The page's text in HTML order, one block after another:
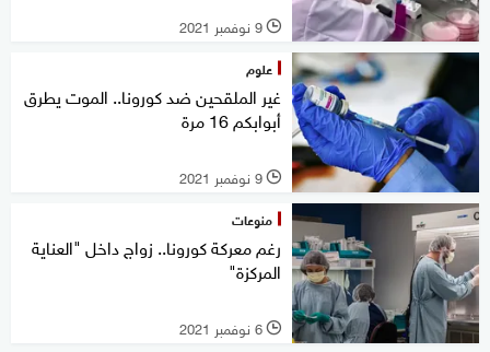
l 9 نوفمبر 2021
علوم
غير الملقحين ضد كورونا.. الموت يطرق
أبوابكم 16 مرة
l 9 نوفمبر 2021
منوعات
رغم معركة كورونا.. زواج داخل "العناية
المركزة"
l 6 نوفمبر 2021